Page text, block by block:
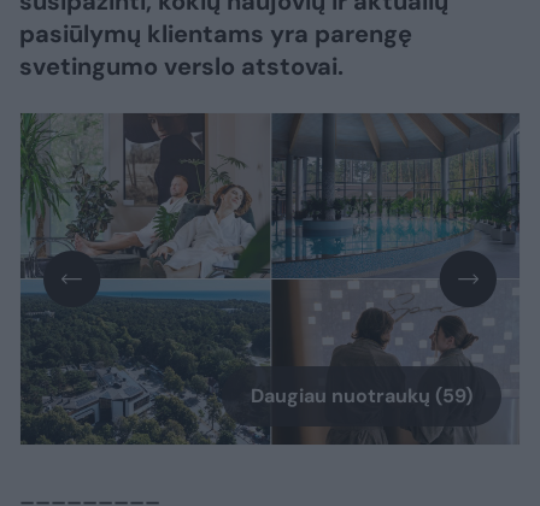
pasiūlymų klientams yra parengę
svetingumo verslo atstovai.
Daugiau nuotraukų (59)